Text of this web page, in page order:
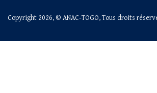
Copyright 2026, © ANAC-TOGO, Tous droits